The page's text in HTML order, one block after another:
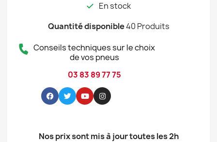
En stock
Quantité disponible40 Produits
Conseils techniques sur le choix
de vos pneus
03 83 89 77 75
Nos prix sont mis à jour toutes les 2h